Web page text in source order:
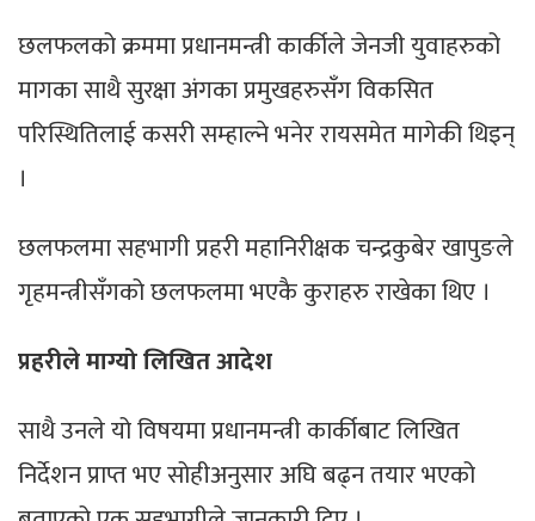
छलफलको क्रममा प्रधानमन्त्री कार्कीले जेनजी युवाहरुको
मागका साथै सुरक्षा अंगका प्रमुखहरुसँग विकसित
परिस्थितिलाई कसरी सम्हाल्ने भनेर रायसमेत मागेकी थिइन्
।
छलफलमा सहभागी प्रहरी महानिरीक्षक चन्द्रकुबेर खापुङले
गृहमन्त्रीसँगको छलफलमा भएकै कुराहरु राखेका थिए ।
प्रहरीले माग्यो लिखित आदेश
साथै उनले यो विषयमा प्रधानमन्त्री कार्कीबाट लिखित
निर्देशन प्राप्त भए सोहीअनुसार अघि बढ्न तयार भएको